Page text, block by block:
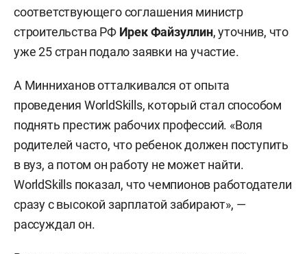
соответствующего соглашения министр
строительства РФ Ирек Файзуллин, уточнив, что
уже 25 стран подало заявки на участие.
А Минниханов отталкивался от опыта
проведения WorldSkills, который стал способом
поднять престиж рабочих профессий. «Воля
родителей часто, что ребенок должен поступить
в вуз, а потом он работу не может найти.
WorldSkills показал, что чемпионов работодатели
сразу с высокой зарплатой забирают», —
рассуждал он.